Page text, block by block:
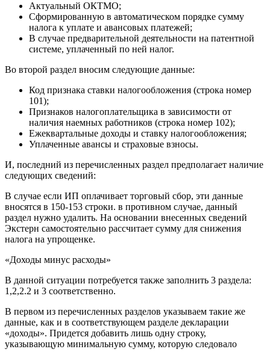
Актуальный ОКТМО;
Сформированную в автоматическом порядке сумму
налога к уплате и авансовых платежей;
В случае предварительной деятельности на патентной
системе, уплаченный по ней налог.
Во второй раздел вносим следующие данные:
Код признака ставки налогообложения (строка номер
101);
Признаков налогоплательщика в зависимости от
наличия наемных работников (строка номер 102);
Ежеквартальные доходы и ставку налогообложения;
Уплаченные авансы и страховые взносы.
И, последний из перечисленных раздел предполагает наличие
следующих сведений:
В случае если ИП оплачивает торговый сбор, эти данные
вносятся в 150-153 строки. в противном случае, данный
раздел нужно удалить. На основании внесенных сведений
Экстерн самостоятельно рассчитает сумму для снижения
налога на упрощенке.
«Доходы минус расходы»
В данной ситуации потребуется также заполнить 3 раздела:
1,2,2.2 и 3 соответственно.
В первом из перечисленных разделов указываем такие же
данные, как и в соответствующем разделе декларации
«доходы». Придется добавить лишь одну строку,
указывающую минимальную сумму, которую следовало